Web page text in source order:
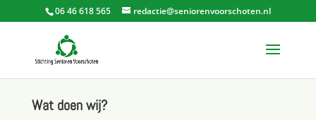
06 46 618 565 redactie@seniorenvoorschoten.nl
Wat doen wij?